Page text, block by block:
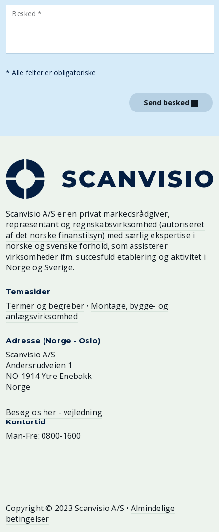
Besked *
* Alle felter er obligatoriske
Send besked
Scanvisio A/S er en privat markedsrådgiver,
repræsentant og regnskabsvirksomhed (autoriseret
af det norske finanstilsyn) med særlig ekspertise i
norske og svenske forhold, som assisterer
virksomheder ifm. succesfuld etablering og aktivitet i
Norge og Sverige.
Temasider
Termer og begreber • Montage, bygge- og
anlægsvirksomhed
Adresse (Norge - Oslo)
Scanvisio A/S
Andersrudveien 1
NO-1914 Ytre Enebakk
Norge
Besøg os her - vejledning
Kontortid
Man-Fre: 0800-1600
Copyright © 2023 Scanvisio A/S • Almindelige
betingelser